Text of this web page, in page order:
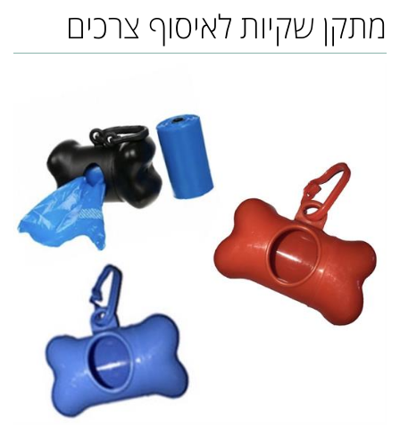
מתקן שקיות לאיסוף צרכים